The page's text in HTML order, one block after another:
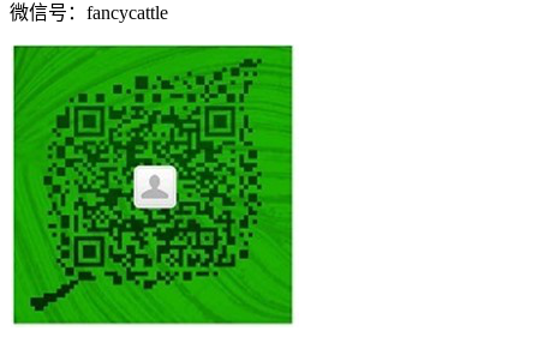
微信号：fancycattle